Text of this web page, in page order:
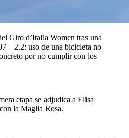
Giro d’Italia Women tras una
– 2.2: uso de una bicicleta no
por no cumplir con los
etapa se adjudica a Elisa
la Maglia Rosa.